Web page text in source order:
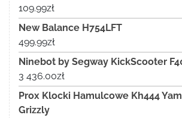
109.99zł
New Balance H754LFT
499.99zł
Ninebot by Segway KickScooter
3 436.00zł
Prox Klocki Hamulcowe Kh444
Grizzly